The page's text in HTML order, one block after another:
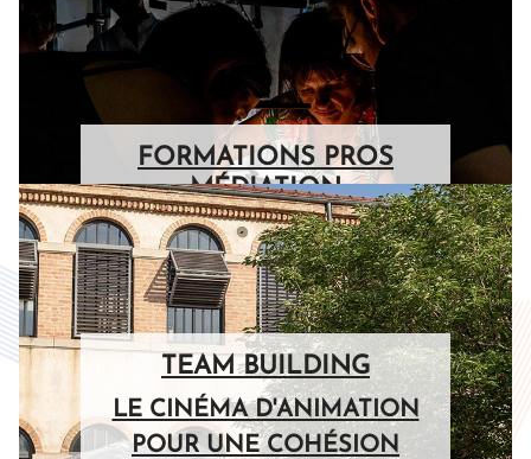
CATALOGUE 2025-2026
DISPONIBLE !
FORMATIONS PROS
MÉDIATION
DÉCOUVRIR LES
PROPOSITIONS 2025-2026 !
TEAM BUILDING
LE CINÉMA D'ANIMATION
POUR UNE COHÉSION